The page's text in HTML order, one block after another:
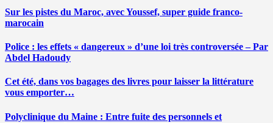
Sur les pistes du Maroc, avec Youssef, super guide franco-
marocain
Police : les effets « dangereux » d’une loi très controversée – Par
Abdel Hadoudy
Cet été, dans vos bagages des livres pour laisser la littérature
vous emporter…
Polyclinique du Maine : Entre fuite des personnels et